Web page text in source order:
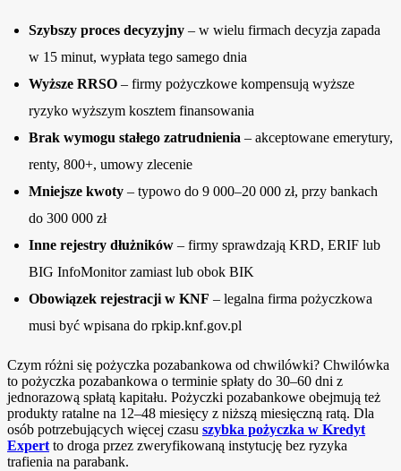
Szybszy proces decyzyjny – w wielu firmach decyzja zapada
w 15 minut, wypłata tego samego dnia
Wyższe RRSO – firmy pożyczkowe kompensują wyższe
ryzyko wyższym kosztem finansowania
Brak wymogu stałego zatrudnienia – akceptowane emerytury,
renty, 800+, umowy zlecenie
Mniejsze kwoty – typowo do 9 000–20 000 zł, przy bankach
do 300 000 zł
Inne rejestry dłużników – firmy sprawdzają KRD, ERIF lub
BIG InfoMonitor zamiast lub obok BIK
Obowiązek rejestracji w KNF – legalna firma pożyczkowa
musi być wpisana do rpkip.knf.gov.pl
Czym różni się pożyczka pozabankowa od chwilówki? Chwilówka
to pożyczka pozabankowa o terminie spłaty do 30–60 dni z
jednorazową spłatą kapitału. Pożyczki pozabankowe obejmują też
produkty ratalne na 12–48 miesięcy z niższą miesięczną ratą. Dla
osób potrzebujących więcej czasu szybka pożyczka w Kredyt
Expert to droga przez zweryfikowaną instytucję bez ryzyka
trafienia na parabank.